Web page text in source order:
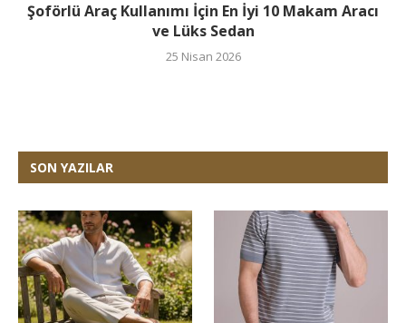
Şoförlü Araç Kullanımı İçin En İyi 10 Makam Aracı
ve Lüks Sedan
25 Nisan 2026
SON YAZILAR